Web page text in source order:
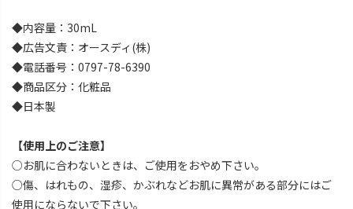
◆内容量：30mL
◆広告文責：オースディ(株)
◆電話番号：0797-78-6390
◆商品区分：化粧品
◆日本製
【使用上のご注意】
○お肌に合わないときは、ご使用をおやめ下さい。
○傷、はれもの、湿疹、かぶれなどお肌に異常がある部分にはご
使用にならないで下さい。